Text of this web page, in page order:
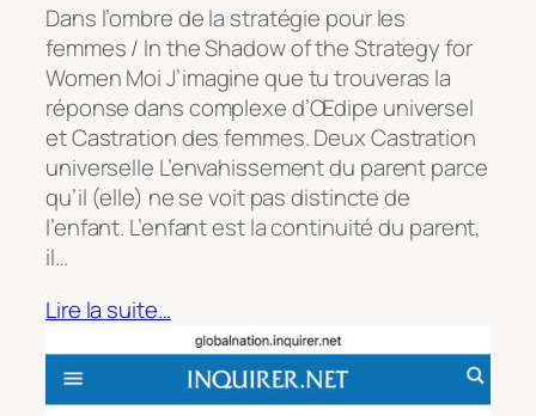
Dans l’ombre de la stratégie pour les
femmes / In the Shadow of the Strategy for
Women Moi J’imagine que tu trouveras la
réponse dans complexe d’Œdipe universel
et Castration des femmes. Deux Castration
universelle L’envahissement du parent parce
qu’il (elle) ne se voit pas distincte de
l’enfant. L’enfant est la continuité du parent,
il…
Lire la suite…